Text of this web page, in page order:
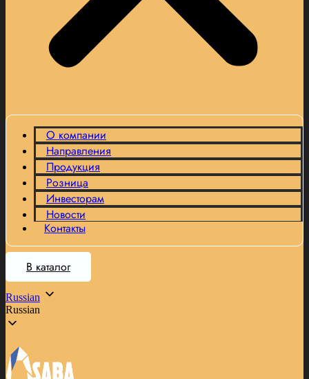
О компании
Направления
Продукция
Розница
Инвесторам
Новости
Контакты
В каталог
Russian
Russian